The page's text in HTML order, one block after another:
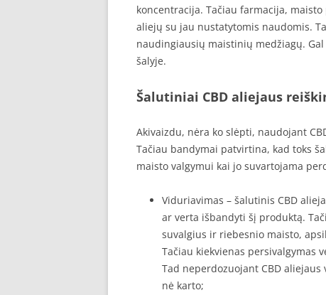
koncentracija. Tačiau farmacija,
aliejų su jau nustatytomis naudomis.
naudingiausių maistinių medžiagų.
šalyje.
Šalutiniai CBD aliejaus
Akivaizdu, nėra ko slėpti, naudojant
Tačiau bandymai patvirtina, kad toks
maisto valgymui kai jo suvartojama
Viduriavimas – šalutinis CBD
ar verta išbandyti šį produktą.
suvalgius ir riebesnio maisto,
Tačiau kiekvienas persivalgymas
Tad neperdozuojant CBD
nė karto;